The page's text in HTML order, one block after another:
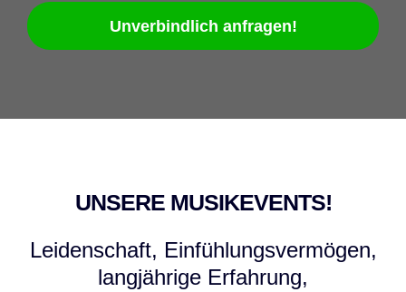
Unverbindlich anfragen!
UNSERE MUSIKEVENTS!
Leidenschaft, Einfühlungsvermögen,
langjährige Erfahrung,